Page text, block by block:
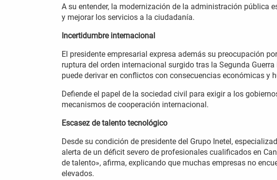
A su entender, la modernización de la administración pública
y mejorar los servicios a la ciudadanía.
Incertidumbre internacional
El presidente empresarial expresa además su preocupación
ruptura del orden internacional surgido tras la Segunda
puede derivar en conflictos con consecuencias económicas y
Defiende el papel de la sociedad civil para exigir a los
mecanismos de cooperación internacional.
Escasez de talento tecnológico
Desde su condición de presidente del Grupo Inetel,
alerta de un déficit severo de profesionales cualificados en
de talento», afirma, explicando que muchas empresas no
elevados.